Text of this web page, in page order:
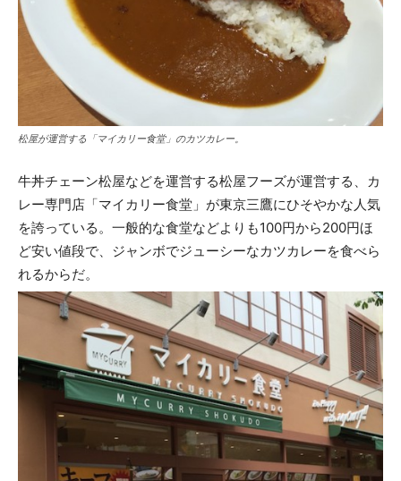
松屋が運営する「マイカリー食堂」のカツカレー。
牛丼チェーン松屋などを運営する松屋フーズが運営する、カ
レー専門店「マイカリー食堂」が東京三鷹にひそやかな人気
を誇っている。一般的な食堂などよりも100円から200円ほ
ど安い値段で、ジャンボでジューシーなカツカレーを食べら
れるからだ。